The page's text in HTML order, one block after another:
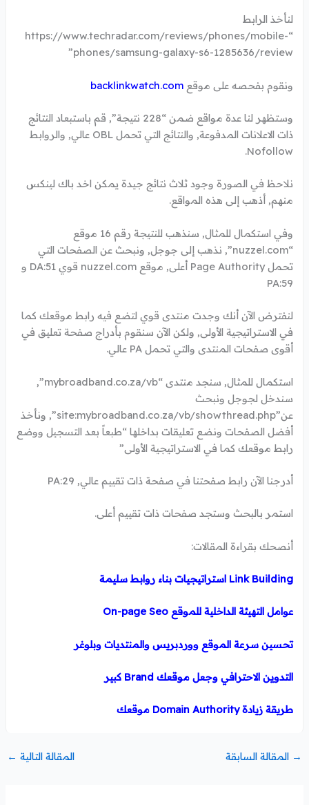
لنأخذ الرابط
“https://www.techradar.com/reviews/phones/mobile-
phones/samsung-galaxy-s6-1285636/review”
ونقوم بفحصه على موقعbacklinkwatch.com
وستظهر لنا عدة مواقع ضمن “228 نتيجة”, قم باستبعاد النتائج
ذات الاعلانات المدفوعة, والنتائج التي تحمل OBL عالي, والروابط
Nofollow.
نلاحظ في الصورة وجود ثلاث نتائج جيدة يمكن اخد باك لينكس
منهم, أذهب إلى هذه المواقع.
وفي استكمال للمثال, سنذهب للنتيجة رقم 16 موقع
“nuzzel.com”, نذهب إلى جوجل, ونبحث عن الصفحات التي
تحمل Page Authority أعلى, موقع nuzzel.com قوي DA:51 و
PA:59
لنفترض الآن أنك وجدت منتدى قوي لتضع فيه رابط موقعك كما
في الاستراتيجية الأولى, ولكن الآن سنقوم بأدراج صفحة تعليق في
أقوى صفحات المنتدى والتي تحمل PA عالي.
استكمال للمثال, سنجد منتدى “mybroadband.co.za/vb”,
سندخل لجوجل ونبحث
عن”site:mybroadband.co.za/vb/showthread.php”, ونأخذ
أفضل الصفحات ونضع تعليقات بداخلها “طبعاً بعد التسجيل ووضع
رابط موقعك كما في الاستراتيجية الأولى”
أدرجنا الآن رابط صفحتنا في صفحة ذات تقييم عالي, PA:29
استمر بالبحث وستجد صفحات ذات تقييم أعلى.
أنصحك بقراءة المقالات:
Link Building استراتيجيات بناء روابط سليمة
عوامل التهيئة الداخلية للموقع On-page Seo
تحسين سرعة الموقع ووردبريس والمنتديات وبلوغر
التدوين الاحترافي وجعل موقعك Brand كبير
طريقة زيادة Domain Authority موقعك
→ المقالة السابقة المقالة التالية ←